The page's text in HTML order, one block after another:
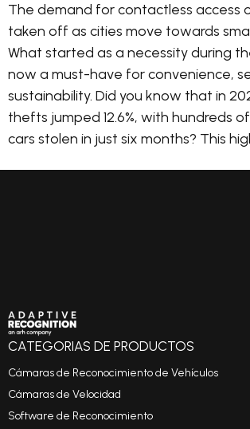
The demand for contactless access
taken off as cities move towards
What started as a necessity during
now a must-have for convenience,
sustainability. Did you know that in
thefts jumped 12.6%, with hundreds
cars stolen in just six months? This
CATEGORIAS DE PRODUCTOS
Cámaras de Reconocimiento de Vehículos
Cámaras de Velocidad
Software de Reconocimiento